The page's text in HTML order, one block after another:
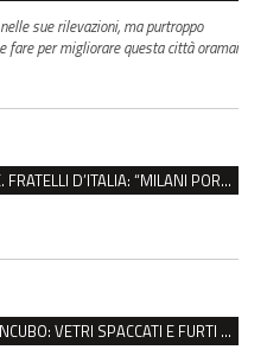
sue rilevazioni, ma purtroppo
fare per migliorare questa città oramai
HELLWATT, SCONTRO SENZA FINE. FRATELLI D’ITALIA: “MILANI PORTA DOCUMENTI, DE FRANCO INSULTI”
REGGIO, PIAZZALE EUROPA È UN INCUBO: VETRI SPACCATI E FURTI SULLE AUTO IN SOSTA